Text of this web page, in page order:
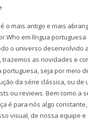
o mais antigo e mais
Who em língua portuguesa
o universo desenvolvido
trazemos as novidades e
portuguesa, seja por meio
da série clássica, ou de
ou reviews. Bem como a
é para nós algo
visual, de nossa equipe e